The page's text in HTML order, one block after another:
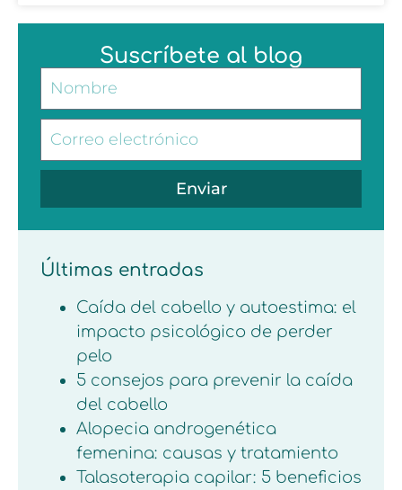
Suscríbete al blog
Enviar
Últimas entradas
Caída del cabello y autoestima: el
impacto psicológico de perder
pelo
5 consejos para prevenir la caída
del cabello
Alopecia androgenética
femenina: causas y tratamiento
Talasoterapia capilar: 5 beneficios